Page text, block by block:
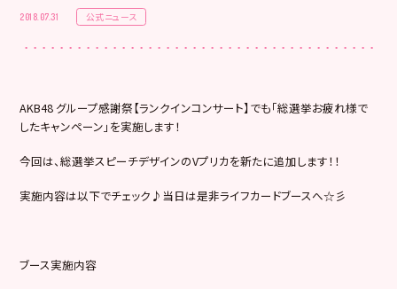
2018.07.31 公式ニュース
AKB48 グループ感謝祭【ランクインコンサート】でも「総選挙お疲れ様で
したキャンペーン」を実施します！
今回は、総選挙スピーチデザインのVプリカを新たに追加します！！
実施内容は以下でチェック♪当日は是非ライフカードブースへ☆彡
ブース実施内容